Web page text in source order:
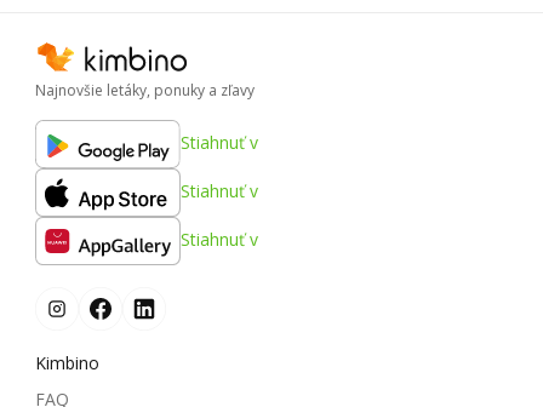
Najnovšie letáky, ponuky a zľavy
Stiahnuť v
Stiahnuť v
Stiahnuť v
Kimbino
FAQ